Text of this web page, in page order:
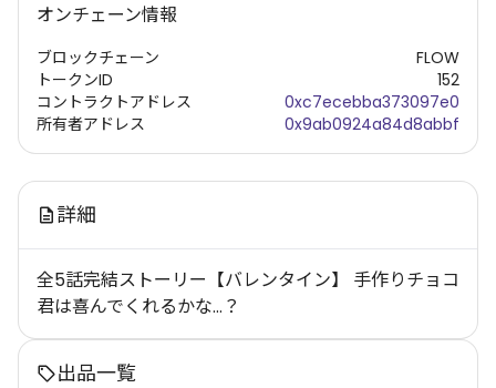
オンチェーン情報
ブロックチェーン
トークンID
コントラクトアドレス
所有者アドレス
FLOW
152
0xc7ecebba373097e0
0x9ab0924a84d8abbf
詳細
全5話完結ストーリー【バレンタイン】 手作りチョコ
君は喜んでくれるかな…？
出品一覧